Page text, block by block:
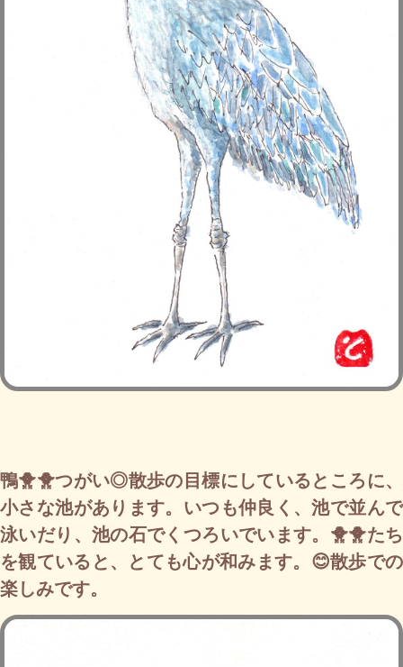
鴨🐥🐥つがい◎散歩の目標にしているところに、
小さな池があります。いつも仲良く、池で並んで
泳いだり、池の石でくつろいでいます。🐥🐥たち
を観ていると、とても心が和みます。😊散歩での
楽しみです。